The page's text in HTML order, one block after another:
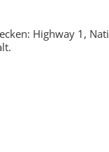
Highway 1,